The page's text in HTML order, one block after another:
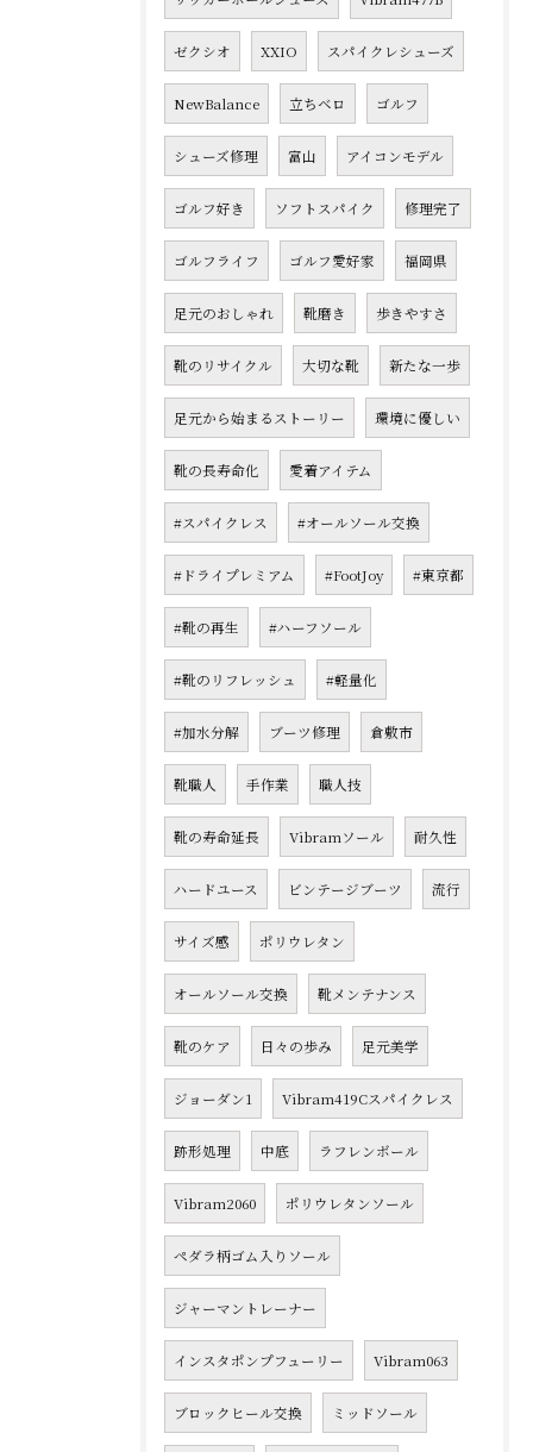
ゼクシオ XXIO スパイクレシューズ
NewBalance 立ちベロ ゴルフ
シューズ修理 富山 アイコンモデル
ゴルフ好き ソフトスパイク 修理完了
ゴルフライフ ゴルフ愛好家 福岡県
足元のおしゃれ 靴磨き 歩きやすさ
靴のリサイクル 大切な靴 新たな一歩
足元から始まるストーリー 環境に優しい
靴の長寿命化 愛着アイテム
#スパイクレス #オールソール交換
#ドライプレミアム #FootJoy #東京都
#靴の再生 #ハーフソール
#靴のリフレッシュ #軽量化
#加水分解 ブーツ修理 倉敷市
靴職人 手作業 職人技
靴の寿命延長 Vibramソール 耐久性
ハードユース ビンテージブーツ 流行
サイズ感 ポリウレタン
オールソール交換 靴メンテナンス
靴のケア 日々の歩み 足元美学
ジョーダン1 Vibram419Cスパイクレス
跡形処理 中底 ラフレンボール
Vibram2060 ポリウレタンソール
ペダラ柄ゴム入りソール
ジャーマントレーナー
インスタポンプフューリー Vibram063
ブロックヒール交換 ミッドソール